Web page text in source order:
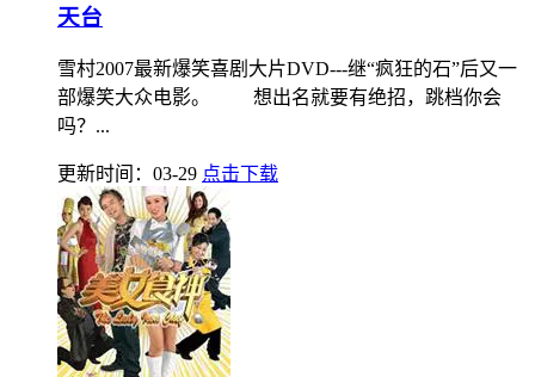
天台
雪村2007最新爆笑喜剧大片DVD---继“疯狂的石”后又一
部爆笑大众电影。 想出名就要有绝招，跳档你会
吗？...
更新时间：03-29 点击下载